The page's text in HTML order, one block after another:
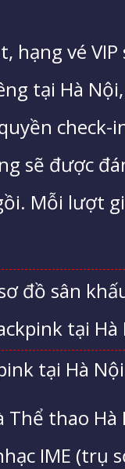
hạng vé
tại Hà
sẽ được
Mỗi lượt
tại Hà
Thể thao
IME (trụ